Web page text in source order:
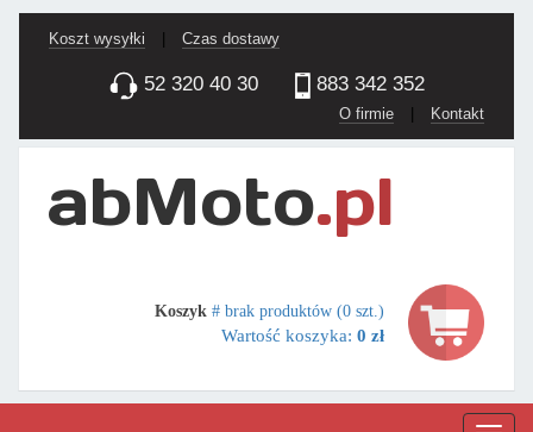
Koszt wysyłki Czas dostawy
52 320 40 30 883 342 352
O firmie | Kontakt
Koszyk # brak produktów (0 szt.)
Wartość koszyka: 0 zł